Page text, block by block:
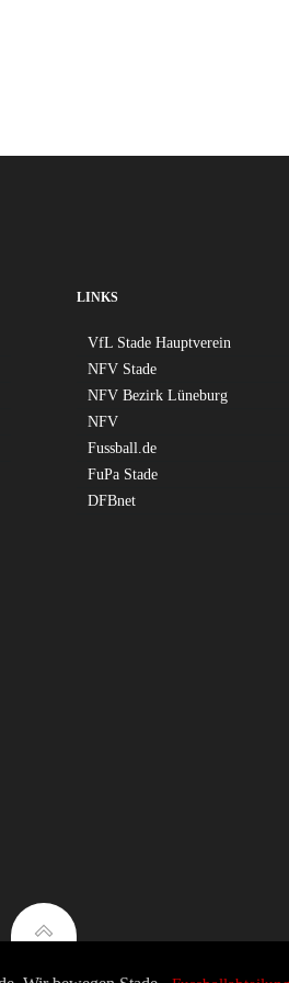
LINKS
VfL Stade Hauptverein
NFV Stade
NFV Bezirk Lüneburg
NFV
Fussball.de
FuPa Stade
DFBnet